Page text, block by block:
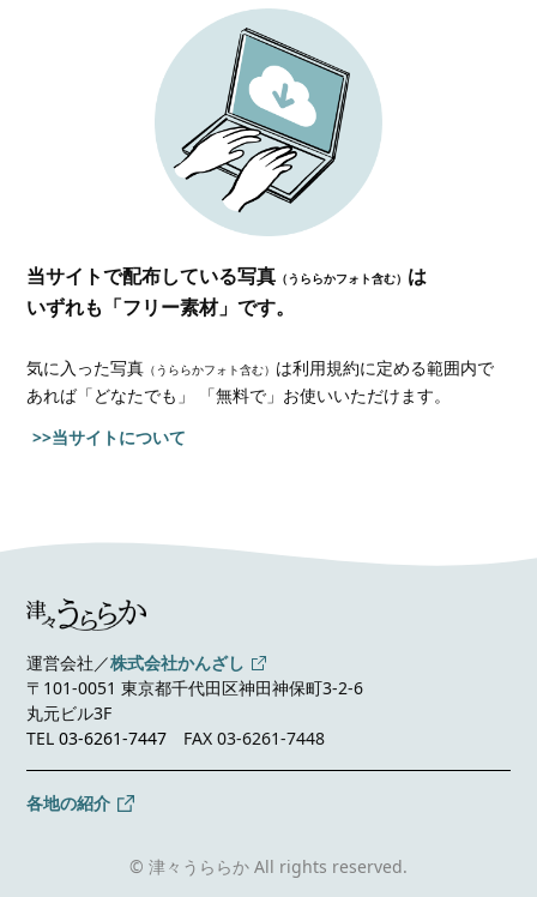
当サイトで配布している写真 （うららかフォト含む） は
いずれも「フリー素材」です。
気に入った写真 （うららかフォト含む） は利用規約に定める範囲内で
あれば「どなたでも」 「無料で」お使いいただけます。
>>当サイトについて
運営会社／株式会社かんざし
〒101-0051 東京都千代田区神田神保町3-2-6
丸元ビル3F
TEL03-6261-7447 FAX 03-6261-7448
各地の紹介
© 津々うららか All rights reserved.